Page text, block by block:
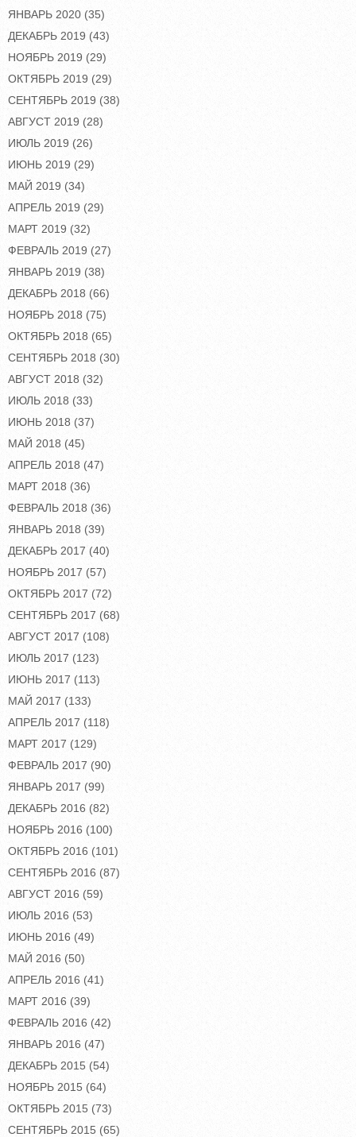
ЯНВАРЬ 2020 (35)
ДЕКАБРЬ 2019 (43)
НОЯБРЬ 2019 (29)
ОКТЯБРЬ 2019 (29)
СЕНТЯБРЬ 2019 (38)
АВГУСТ 2019 (28)
ИЮЛЬ 2019 (26)
ИЮНЬ 2019 (29)
МАЙ 2019 (34)
АПРЕЛЬ 2019 (29)
МАРТ 2019 (32)
ФЕВРАЛЬ 2019 (27)
ЯНВАРЬ 2019 (38)
ДЕКАБРЬ 2018 (66)
НОЯБРЬ 2018 (75)
ОКТЯБРЬ 2018 (65)
СЕНТЯБРЬ 2018 (30)
АВГУСТ 2018 (32)
ИЮЛЬ 2018 (33)
ИЮНЬ 2018 (37)
МАЙ 2018 (45)
АПРЕЛЬ 2018 (47)
МАРТ 2018 (36)
ФЕВРАЛЬ 2018 (36)
ЯНВАРЬ 2018 (39)
ДЕКАБРЬ 2017 (40)
НОЯБРЬ 2017 (57)
ОКТЯБРЬ 2017 (72)
СЕНТЯБРЬ 2017 (68)
АВГУСТ 2017 (108)
ИЮЛЬ 2017 (123)
ИЮНЬ 2017 (113)
МАЙ 2017 (133)
АПРЕЛЬ 2017 (118)
МАРТ 2017 (129)
ФЕВРАЛЬ 2017 (90)
ЯНВАРЬ 2017 (99)
ДЕКАБРЬ 2016 (82)
НОЯБРЬ 2016 (100)
ОКТЯБРЬ 2016 (101)
СЕНТЯБРЬ 2016 (87)
АВГУСТ 2016 (59)
ИЮЛЬ 2016 (53)
ИЮНЬ 2016 (49)
МАЙ 2016 (50)
АПРЕЛЬ 2016 (41)
МАРТ 2016 (39)
ФЕВРАЛЬ 2016 (42)
ЯНВАРЬ 2016 (47)
ДЕКАБРЬ 2015 (54)
НОЯБРЬ 2015 (64)
ОКТЯБРЬ 2015 (73)
СЕНТЯБРЬ 2015 (65)